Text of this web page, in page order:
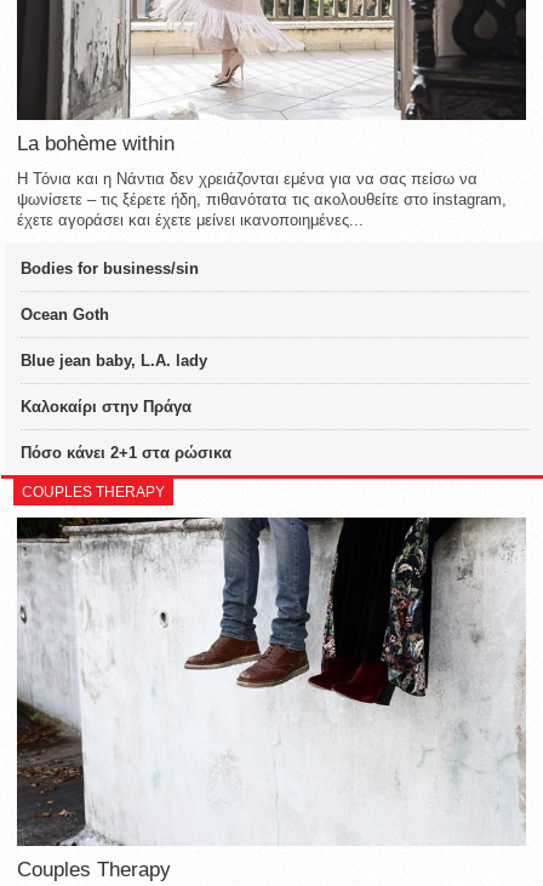
La bohème within
Η Τόνια και η Νάντια δεν χρειάζονται εμένα για να σας πείσω να
ψωνίσετε – τις ξέρετε ήδη, πιθανότατα τις ακολουθείτε στο instagram,
έχετε αγοράσει και έχετε μείνει ικανοποιημένες...
Bodies for business/sin
Ocean Goth
Blue jean baby, L.A. lady
Καλοκαίρι στην Πράγα
Πόσο κάνει 2+1 στα ρώσικα
COUPLES THERAPY
Couples Therapy